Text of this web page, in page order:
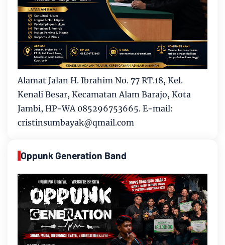
Alamat Jalan H. Ibrahim No. 77 RT.18, Kel.
Kenali Besar, Kecamatan Alam Barajo, Kota
Jambi, HP-WA 085296753665. E-mail:
cristinsumbayak@qmail.com
Oppunk Generation Band